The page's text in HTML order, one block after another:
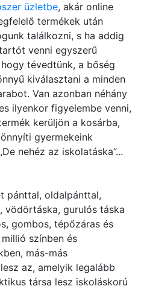
üzletbe, akár online
termékek után
találkozni, s ha addig
venni egyszerű
tévedtünk, a bőség
kiválasztani a minden
Van azonban néhány
ilyenkor figyelembe venni,
kerüljön a kosárba,
gyermekeink
nehéz az iskolatáska”...
pánttal, oldalpánttal,
vödörtáska, gurulós táska
gombos, tépőzáras és
színben és
más-más
az, amelyik legalább
társa lesz iskoláskorú